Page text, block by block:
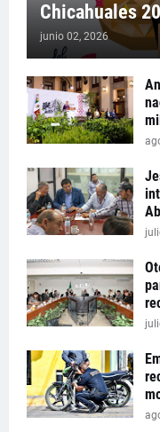
Chicahuales
junio 02, 2026